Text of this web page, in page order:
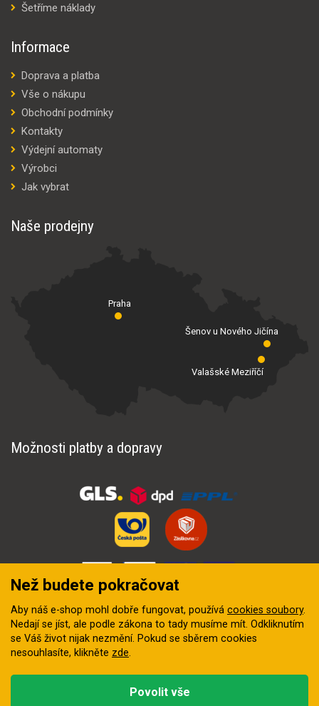
Šetříme náklady
Informace
Doprava a platba
Vše o nákupu
Obchodní podmínky
Kontakty
Výdejní automaty
Výrobci
Jak vybrat
Naše prodejny
Praha
Valašské Meziříčí
Šenov u Nového Jičína
Možnosti platby a dopravy
digitální agentura FEO
Než budete pokračovat
Aby náš e-shop mohl dobře fungovat, používá cookies soubory.
Nedají se jíst, ale podle zákona to tady musíme mít. Odkliknutím
se Váš život nijak nezmění. Pokud se sběrem cookies
nesouhlasíte, klikněte zde.
Povolit vše